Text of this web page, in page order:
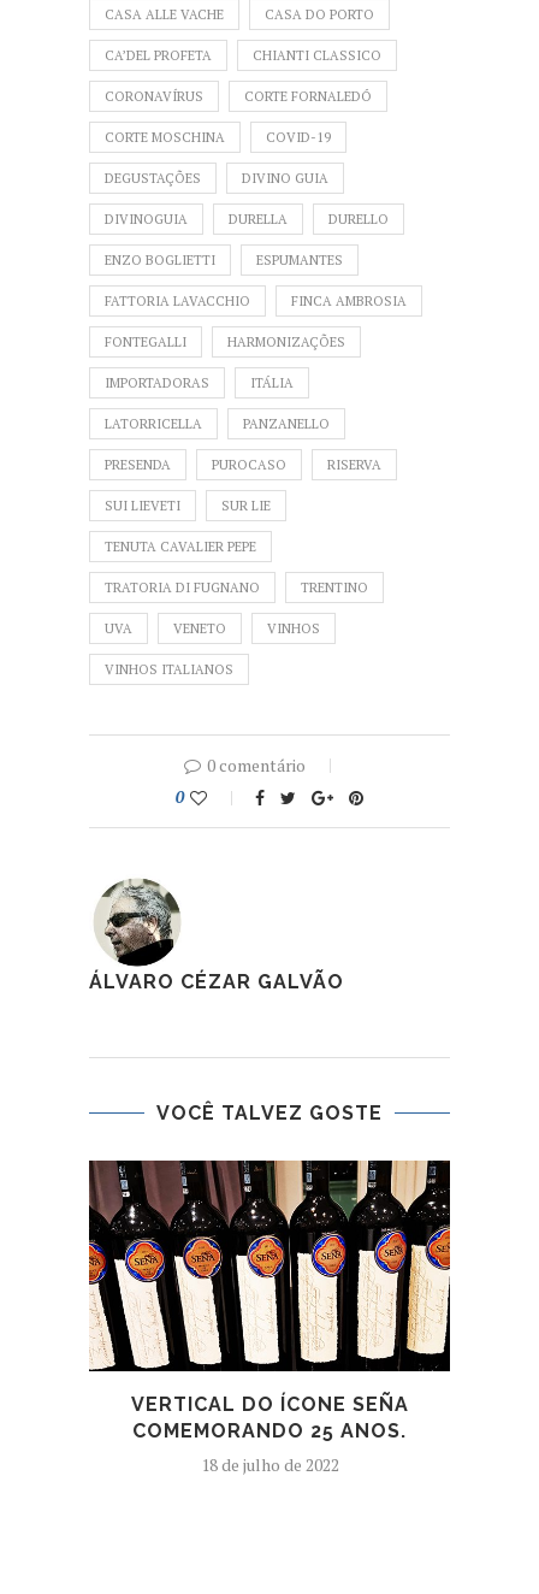
CASA ALLE VACHE CASA DO PORTO
CA’DEL PROFETA CHIANTI CLASSICO
CORONAVÍRUS CORTE FORNALEDÓ
CORTE MOSCHINA COVID-19
DEGUSTAÇÕES DIVINO GUIA
DIVINOGUIA DURELLA DURELLO
ENZO BOGLIETTI ESPUMANTES
FATTORIA LAVACCHIO FINCA AMBROSIA
FONTEGALLI HARMONIZAÇÕES
IMPORTADORAS ITÁLIA
LATORRICELLA PANZANELLO
PRESENDA PUROCASO RISERVA
SUI LIEVETI SUR LIE
TENUTA CAVALIER PEPE
TRATORIA DI FUGNANO TRENTINO
UVA VENETO VINHOS
VINHOS ITALIANOS
0 comentário
0
ÁLVARO CÉZAR GALVÃO
VOCÊ TALVEZ GOSTE
VERTICAL DO ÍCONE SEÑA
COMEMORANDO 25 ANOS.
18 de julho de 2022